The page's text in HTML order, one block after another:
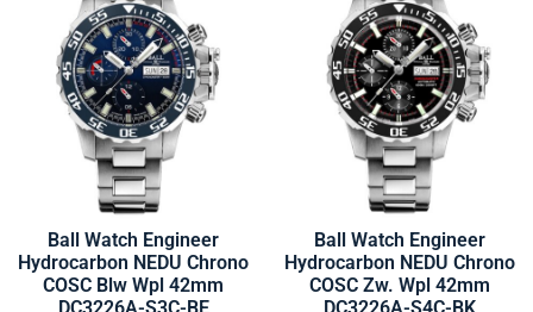
Ball Watch Engineer
Hydrocarbon NEDU Chrono
COSC Blw Wpl 42mm
Ball Watch Engineer
Hydrocarbon NEDU Chrono
COSC Zw. Wpl 42mm